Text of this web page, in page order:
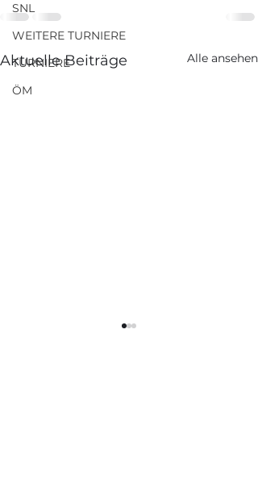
SNL
WEITERE TURNIERE
TURNIERE
ÖM
Aktuelle Beiträge Alle ansehen